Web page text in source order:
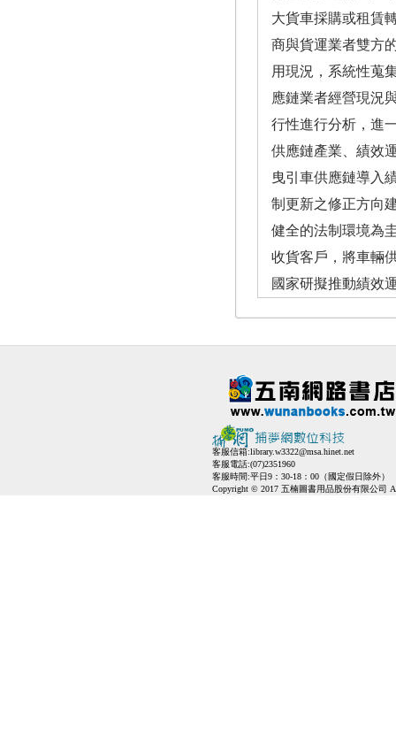
大貨車採購或租賃
商與貨運業者雙方
用現況，系統性蒐
應鏈業者經營現況
行性進行分析，進
供應鏈產業、績效
曳引車供應鏈導入
制更新之修正方向
健全的法制環境為
收貨客戶，將車輛
國家研擬推動績效
客服信箱:library.w3322@msa.hinet.net
客服電話:(07)2351960
客服時間:平日9：30-18：00（國定假日除外）
Copyright © 2017 五楠圖書用品股份有限公司